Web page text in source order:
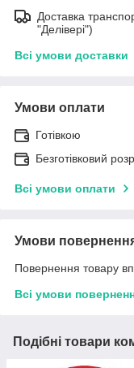
Доставка
"Делівері")
Всі умови доставки
Умови оплати
Готівкою
Безготівковий
Всі умови оплати
Умови
Повернення товару
Всі умови
Подібні товари